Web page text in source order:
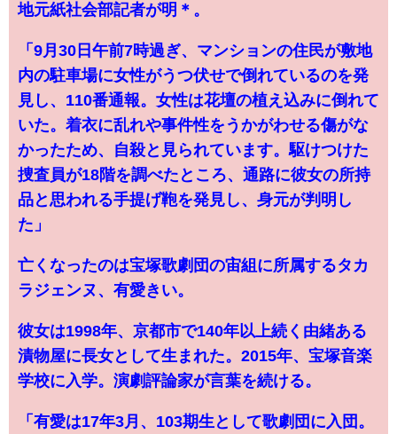
地元紙社会部記者が明＊。
「9月30日午前7時過ぎ、マンションの住民が敷地
内の駐車場に女性がうつ伏せで倒れているのを発
見し、110番通報。女性は花壇の植え込みに倒れて
いた。着衣に乱れや事件性をうかがわせる傷がな
かったため、自殺と見られています。駆けつけた
捜査員が18階を調べたところ、通路に彼女の所持
品と思われる手提げ鞄を発見し、身元が判明し
た」
亡くなったのは宝塚歌劇団の宙組に所属するタカ
ラジェンヌ、有愛きい。
彼女は1998年、京都市で140年以上続く由緒ある
漬物屋に長女として生まれた。2015年、宝塚音楽
学校に入学。演劇評論家が言葉を続ける。
「有愛は17年3月、103期生として歌劇団に入団。